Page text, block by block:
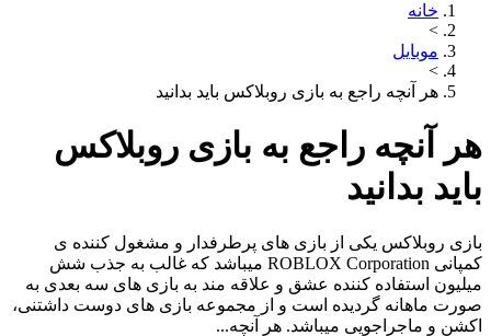
خانه
>
موبایل
>
هر آنچه راجع به بازی روبلاکس باید بدانید
هر آنچه راجع به بازی روبلاکس
باید بدانید
بازی روبلاکس یکی از بازی های پرطرفدار و مشغول کننده ی
کمپانی ROBLOX Corporation میباشد که غالب به جذب شش
میلیون استفاده کننده عشق و علاقه مند به بازی های سه بعدی به
صورت ماهانه گردیده‌ است و از مجموعه بازی های دوست داشتنی،
اکشن و ماجراجویی میباشد. هر آنچه...